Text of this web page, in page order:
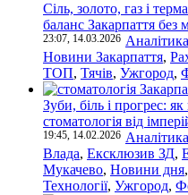
Сіль, золото, газ і
баланс Закарпаття без
23:07, 14.03.2026 Аналітика
Новини Закарпаття,
ТОП, Тячів, Ужгород,
Зуби, біль і прогрес:
стоматологія від
19:45, 14.02.2026 Аналітика
Влада, Ексклюзив ЗД,
Мукачево, Новини дня,
Технології, Ужгород,